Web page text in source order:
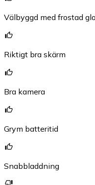
Välbyggd med frostad
Riktigt bra skärm
Bra kamera
Grym batteritid
Snabbladdning